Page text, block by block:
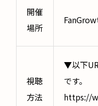
開催
場所
視聴
方法
▼以下
です。
https://